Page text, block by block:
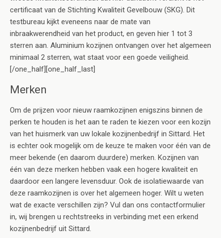
certificaat van de Stichting Kwaliteit Gevelbouw (SKG). Dit
testbureau kijkt eveneens naar de mate van
inbraakwerendheid van het product, en geven hier 1 tot 3
sterren aan. Aluminium kozijnen ontvangen over het algemeen
minimaal 2 sterren, wat staat voor een goede veiligheid.
[/one_half][one_half_last]
Merken
Om de prijzen voor nieuw raamkozijnen enigszins binnen de
perken te houden is het aan te raden te kiezen voor een kozijn
van het huismerk van uw lokale kozijnenbedrijf in Sittard. Het
is echter ook mogelijk om de keuze te maken voor één van de
meer bekende (en daarom duurdere) merken. Kozijnen van
één van deze merken hebben vaak een hogere kwaliteit en
daardoor een langere levensduur. Ook de isolatiewaarde van
deze raamkozijnen is over het algemeen hoger. Wilt u weten
wat de exacte verschillen zijn? Vul dan ons contactformulier
in, wij brengen u rechtstreeks in verbinding met een erkend
kozijnenbedrijf uit Sittard.